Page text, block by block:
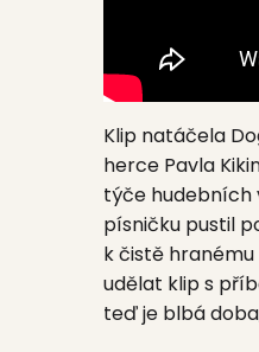
Klip natáčela
herce Pavla
týče hudebních
písničku pustil
k čistě hranému
udělat klip s
teď je blbá